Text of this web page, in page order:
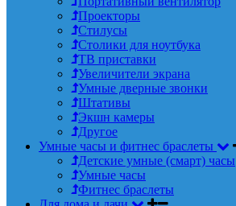
Проекторы
Стилусы
Столики для ноутбука
ТВ приставки
Увеличители экрана
Умные дверные звонки
Штативы
Экшн камеры
Другое
Умные часы и фитнес браслеты
Детские умные (смарт) часы
Умные часы
Фитнес браслеты